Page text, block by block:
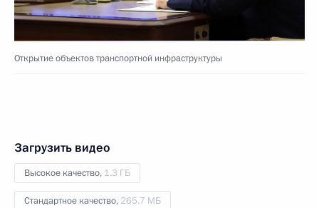
Открытие объектов транспортной инфраструктуры
Загрузить видео
Высокое качество, 1.3 ГБ
Стандартное качество, 265.7 МБ